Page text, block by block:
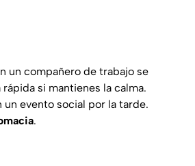
un compañero de trabajo se
si mantienes la calma.
un evento social por la tarde.
.